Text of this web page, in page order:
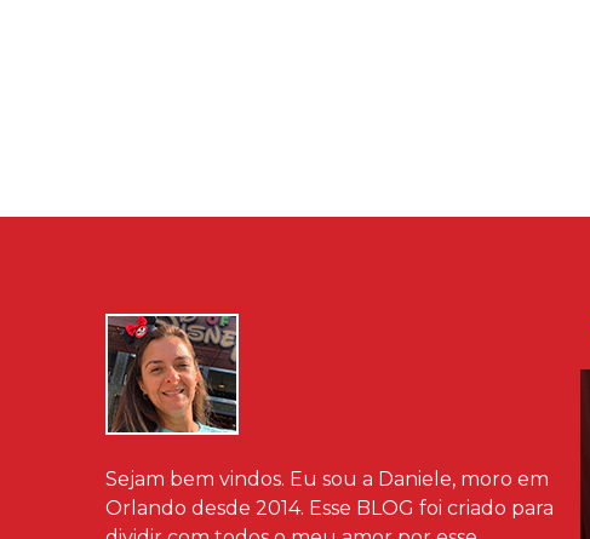
Sejam bem vindos. Eu sou a Daniele, moro em
Orlando desde 2014. Esse BLOG foi criado para